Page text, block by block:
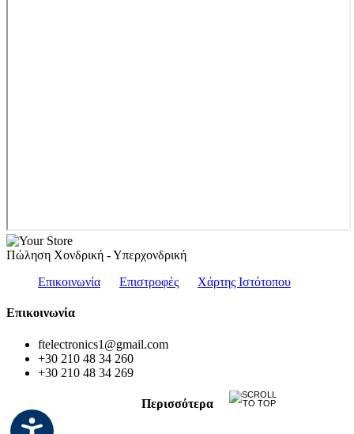
Πώληση Χονδρική - Υπερχονδρική
Επικοινωνία
Επιστροφές Χάρτης Ιστότοπου
Επικοινωνία
ftelectronics1@gmail.com
+30 210 48 34 260
+30 210 48 34 269
Περισσότερα